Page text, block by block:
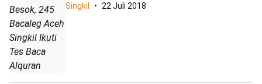
Besok, 245
Bacaleg Aceh
Singkil Ikuti
Tes Baca
Alquran
Singkil 22 Juli 2018